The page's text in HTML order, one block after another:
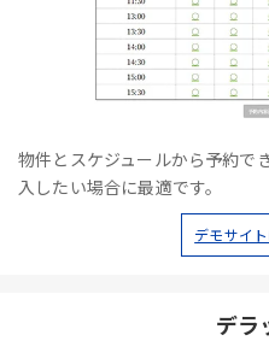
物件とスケジュールから予約で
入したい場合に最適です。
デモサイ
デラ